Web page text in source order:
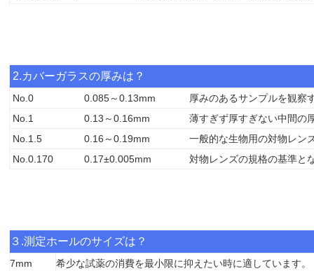
2.カバーガラスの厚みは？
No.0 0.085～0.13mm
厚みのあるサンプルを観察
No.1
0.13～0.16mm
薄すぎず厚すぎない中間の
No.1.5
0.16～0.19mm
一般的な生物用の対物レン
No.0.170
0.17±0.005mm 対物レンズの規格の基準と
３.測定ホールのサイズは？
7mm
希少な試薬の消費を最小限に抑えたい時に適しています。